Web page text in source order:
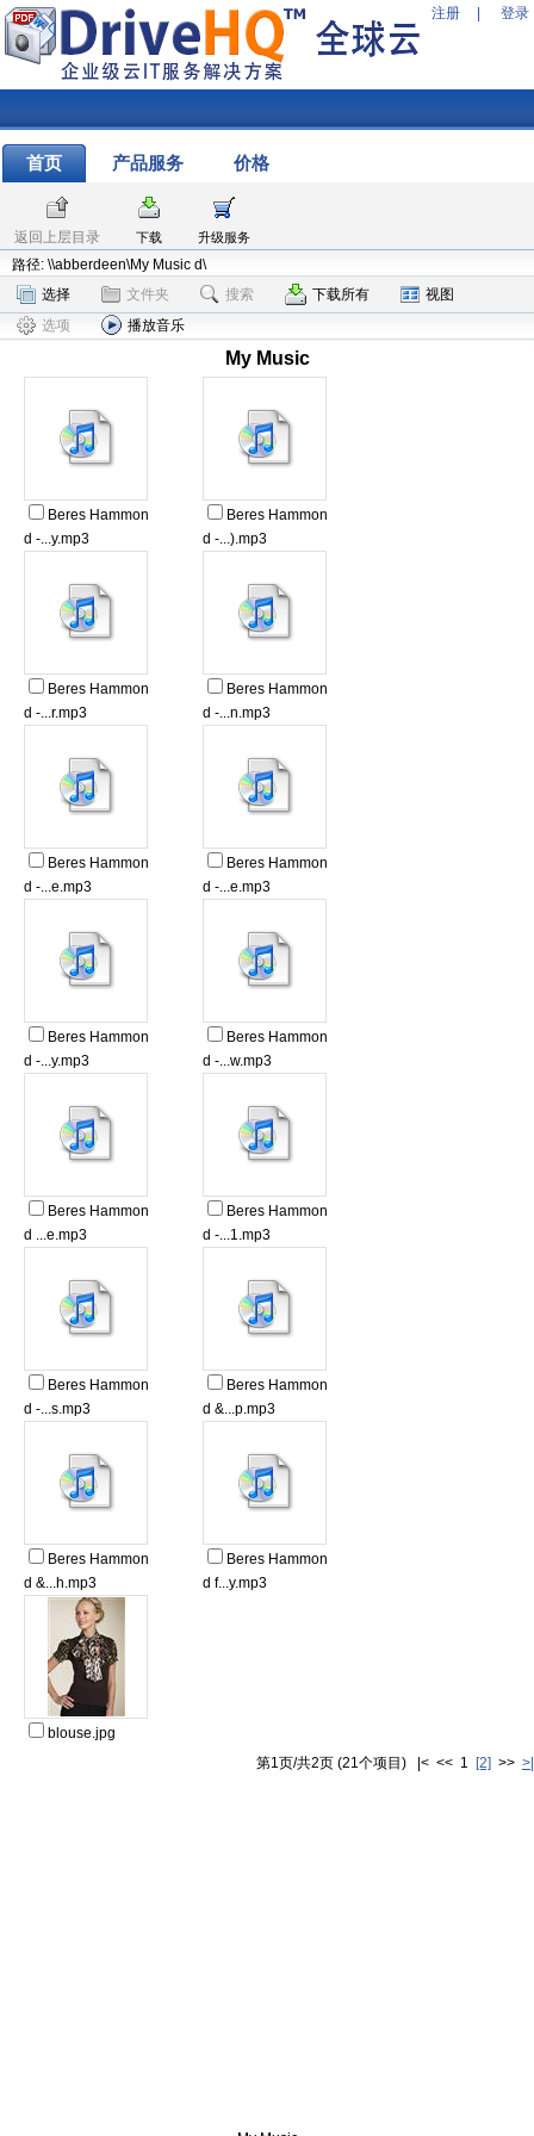
注册 登录
首页 产品服务 价格
返回上层目录 下载 升级服务
路径: \\abberdeen\My Music d\
选择
文件夹 搜索 下载所有
视图
选项
播放音乐
My Music
Beres Hammon
d -...y.mp3
Beres Hammon
d -...).mp3
Beres Hammon
d -...r.mp3
Beres Hammon
d -...n.mp3
Beres Hammon
d -...e.mp3
Beres Hammon
d -...e.mp3
Beres Hammon
d -...y.mp3
Beres Hammon
d -...w.mp3
Beres Hammon
d ...e.mp3
Beres Hammon
d -...1.mp3
Beres Hammon
d -...s.mp3
Beres Hammon
d &...p.mp3
Beres Hammon
d &...h.mp3
Beres Hammon
d f...y.mp3
blouse.jpg
第1页/共2页 (21个项目) |< << 1
[2] >> >|